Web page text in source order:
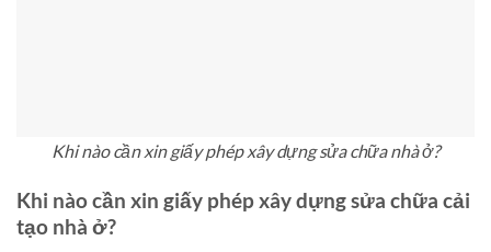
Khi nào cần xin giấy phép xây dựng sửa chữa nhà ở?
Khi nào cần xin giấy phép xây dựng sửa chữa cải
tạo nhà ở?